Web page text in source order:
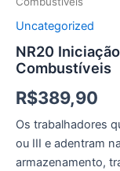
Uncategorized
NR20
Combustíveis
R$389,90
Os trabalhadores
ou III e adentram
armazenamento,